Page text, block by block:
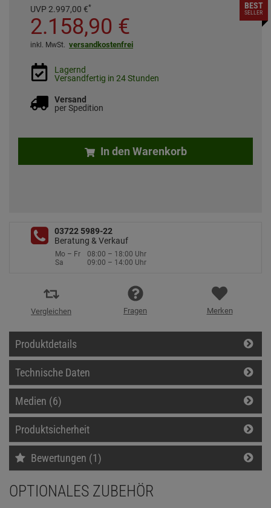
UVP 2.997,00 €*
2.158,90 €
inkl. MwSt. versandkostenfrei
Lagernd
Versandfertig in 24 Stunden
Versand
per Spedition
In den Warenkorb
BEST
SELLER
03722 5989-22
Beratung & Verkauf
Mo – Fr
08:00 – 18:00 Uhr
Sa
09:00 – 14:00 Uhr
Vergleichen Fragen Merken
Produktdetails
Technische Daten
Medien (6)
Produktsicherheit
Bewertungen (1)
OPTIONALES ZUBEHÖR